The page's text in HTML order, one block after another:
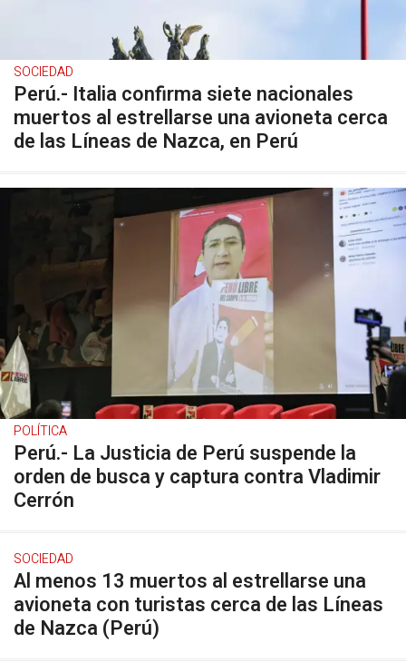
SOCIEDAD
Perú.- Italia confirma siete nacionales
muertos al estrellarse una avioneta cerca
de las Líneas de Nazca, en Perú
POLÍTICA
Perú.- La Justicia de Perú suspende la
orden de busca y captura contra Vladimir
Cerrón
SOCIEDAD
Al menos 13 muertos al estrellarse una
avioneta con turistas cerca de las Líneas
de Nazca (Perú)